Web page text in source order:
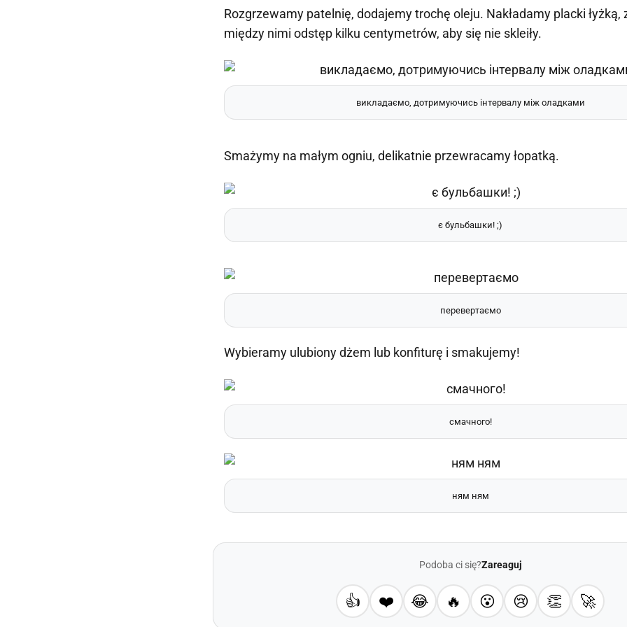
Rozgrzewamy patelnię, dodajemy trochę oleju. Nakładamy placki łyżką,
między nimi odstęp kilku centymetrów, aby się nie skleiły.
викладаємо, дотримуючись інтервалу між оладками
Smażymy na małym ogniu, delikatnie przewracamy łopatką.
є бульбашки! ;)
перевертаємо
Wybieramy ulubiony dżem lub konfiturę i smakujemy!
смачного!
ням ням
Podoba ci się?Zareaguj
👍 ❤️ 😂 🔥 😮 😢 👏 🚀